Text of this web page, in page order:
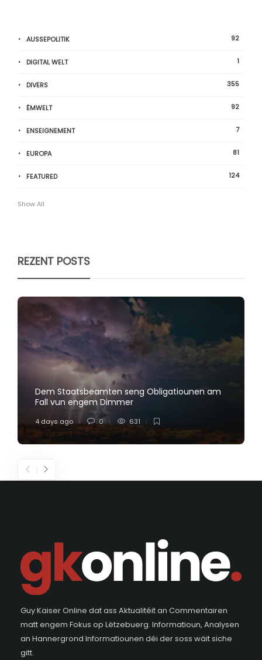
AUSSEPOLITIK 92
DIGITAL WELT 1
DIVERS 355
ËMWELT 92
ENSEIGNEMENT 7
EUROPA 81
FEATURED 124
Show All
REZENT POSTS
Dem Staatsbeamten seng Obligatiounen am
Fall vun engem Dimmer
4 days ago 0 631
Guy Kaiser Online dat ass Aktualitéit an Commentairen
matt engem Fokus op Lëtzebuerg. Informatioun, Analysen
an Hannergrond Informatiounen déi der soss wäit siche
gitt.